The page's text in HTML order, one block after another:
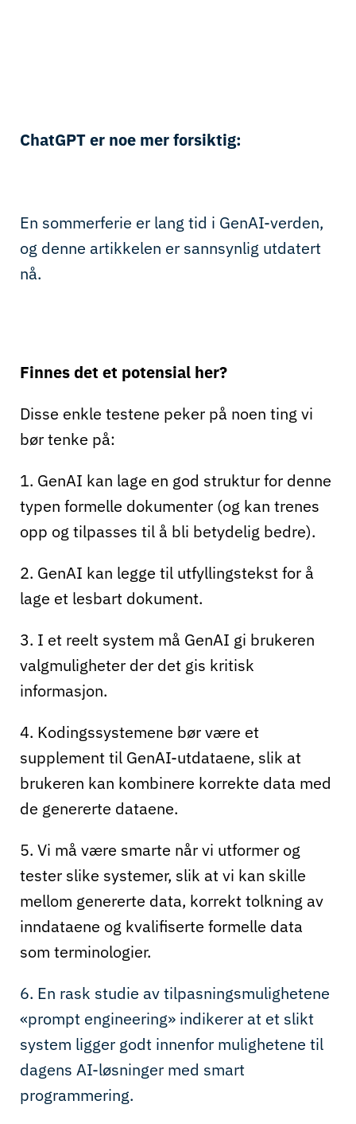
ChatGPT er noe mer forsiktig:
En sommerferie er lang tid i GenAI-verden,
og denne artikkelen er sannsynlig utdatert
nå.
Finnes det et potensial her?
Disse enkle testene peker på noen ting vi
bør tenke på:
1. GenAI kan lage en god struktur for denne
typen formelle dokumenter (og kan trenes
opp og tilpasses til å bli betydelig bedre).
2. GenAI kan legge til utfyllingstekst for å
lage et lesbart dokument.
3. I et reelt system må GenAI gi brukeren
valgmuligheter der det gis kritisk
informasjon.
4. Kodingssystemene bør være et
supplement til GenAI-utdataene, slik at
brukeren kan kombinere korrekte data med
de genererte dataene.
5. Vi må være smarte når vi utformer og
tester slike systemer, slik at vi kan skille
mellom genererte data, korrekt tolkning av
inndataene og kvalifiserte formelle data
som terminologier.
6. En rask studie av tilpasningsmulighetene
«prompt engineering» indikerer at et slikt
system ligger godt innenfor mulighetene til
dagens AI-løsninger med smart
programmering.